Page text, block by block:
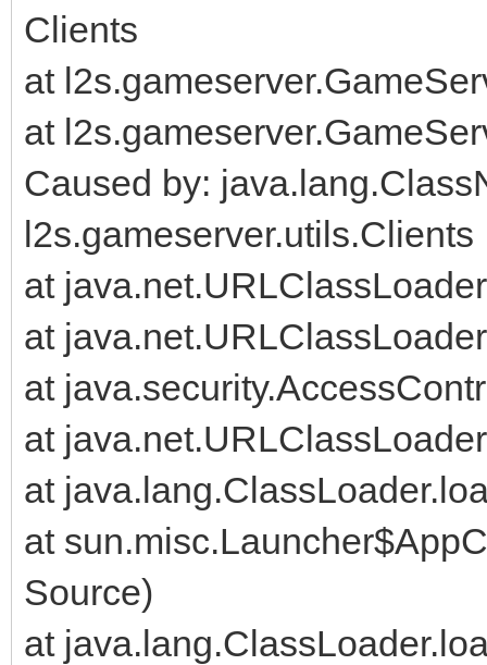
Clients
at
at
Caused by:
l2s.gameserver.utils.Clients
at
at
at
at
at
at
Source)
at